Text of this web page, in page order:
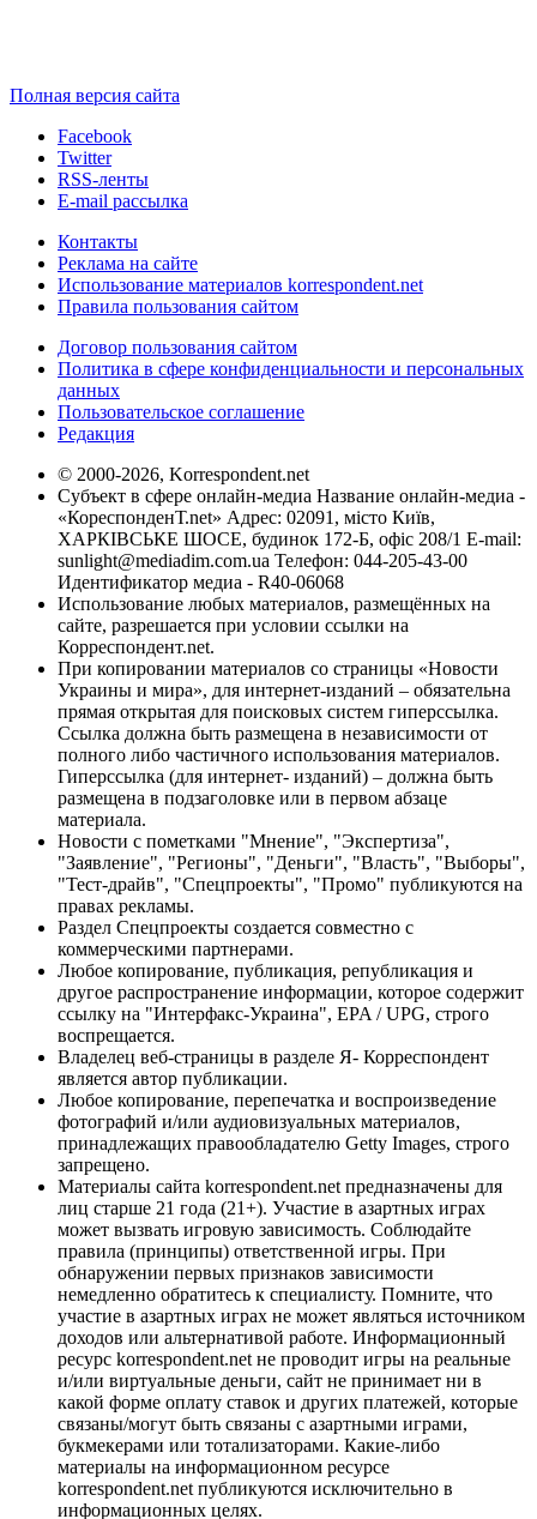
Полная версия сайта
Facebook
Twitter
RSS-ленты
E-mail рассылка
Контакты
Реклама на сайте
Использование материалов korrespondent.net
Правила пользования сайтом
Договор пользования сайтом
Политика в сфере конфиденциальности и персональных
данных
Пользовательское соглашение
Редакция
© 2000-2026, Korrespondent.net
Субъект в сфере онлайн-медиа Название онлайн-медиа -
«КореспонденТ.net» Адрес: 02091, місто Київ,
ХАРКІВСЬКЕ ШОСЕ, будинок 172-Б, офіс 208/1 E-mail:
sunlight@mediadim.com.ua Телефон: 044-205-43-00
Идентификатор медиа - R40-06068
Использование любых материалов, размещённых на
сайте, разрешается при условии ссылки на
Корреспондент.net.
При копировании материалов со страницы «Новости
Украины и мира», для интернет-изданий – обязательна
прямая открытая для поисковых систем гиперссылка.
Ссылка должна быть размещена в независимости от
полного либо частичного использования материалов.
Гиперссылка (для интернет- изданий) – должна быть
размещена в подзаголовке или в первом абзаце
материала.
Новости с пометками "Мнение", "Экспертиза",
"Заявление", "Регионы", "Деньги", "Власть", "Выборы",
"Тест-драйв", "Спецпроекты", "Промо" публикуются на
правах рекламы.
Раздел Спецпроекты создается совместно с
коммерческими партнерами.
Любое копирование, публикация, републикация и
другое распространение информации, которое содержит
ссылку на "Интерфакс-Украина", EPA / UPG, строго
воспрещается.
Владелец веб-страницы в разделе Я- Корреспондент
является автор публикации.
Любое копирование, перепечатка и воспроизведение
фотографий и/или аудиовизуальных материалов,
принадлежащих правообладателю Getty Images, строго
запрещено.
Материалы сайта korrespondent.net предназначены для
лиц старше 21 года (21+). Участие в азартных играх
может вызвать игровую зависимость. Соблюдайте
правила (принципы) ответственной игры. При
обнаружении первых признаков зависимости
немедленно обратитесь к специалисту. Помните, что
участие в азартных играх не может являться источником
доходов или альтернативой работе. Информационный
ресурс korrespondent.net не проводит игры на реальные
и/или виртуальные деньги, сайт не принимает ни в
какой форме оплату ставок и других платежей, которые
связаны/могут быть связаны с азартными играми,
букмекерами или тотализаторами. Какие-либо
материалы на информационном ресурсе
korrespondent.net публикуются исключительно в
информационных целях.